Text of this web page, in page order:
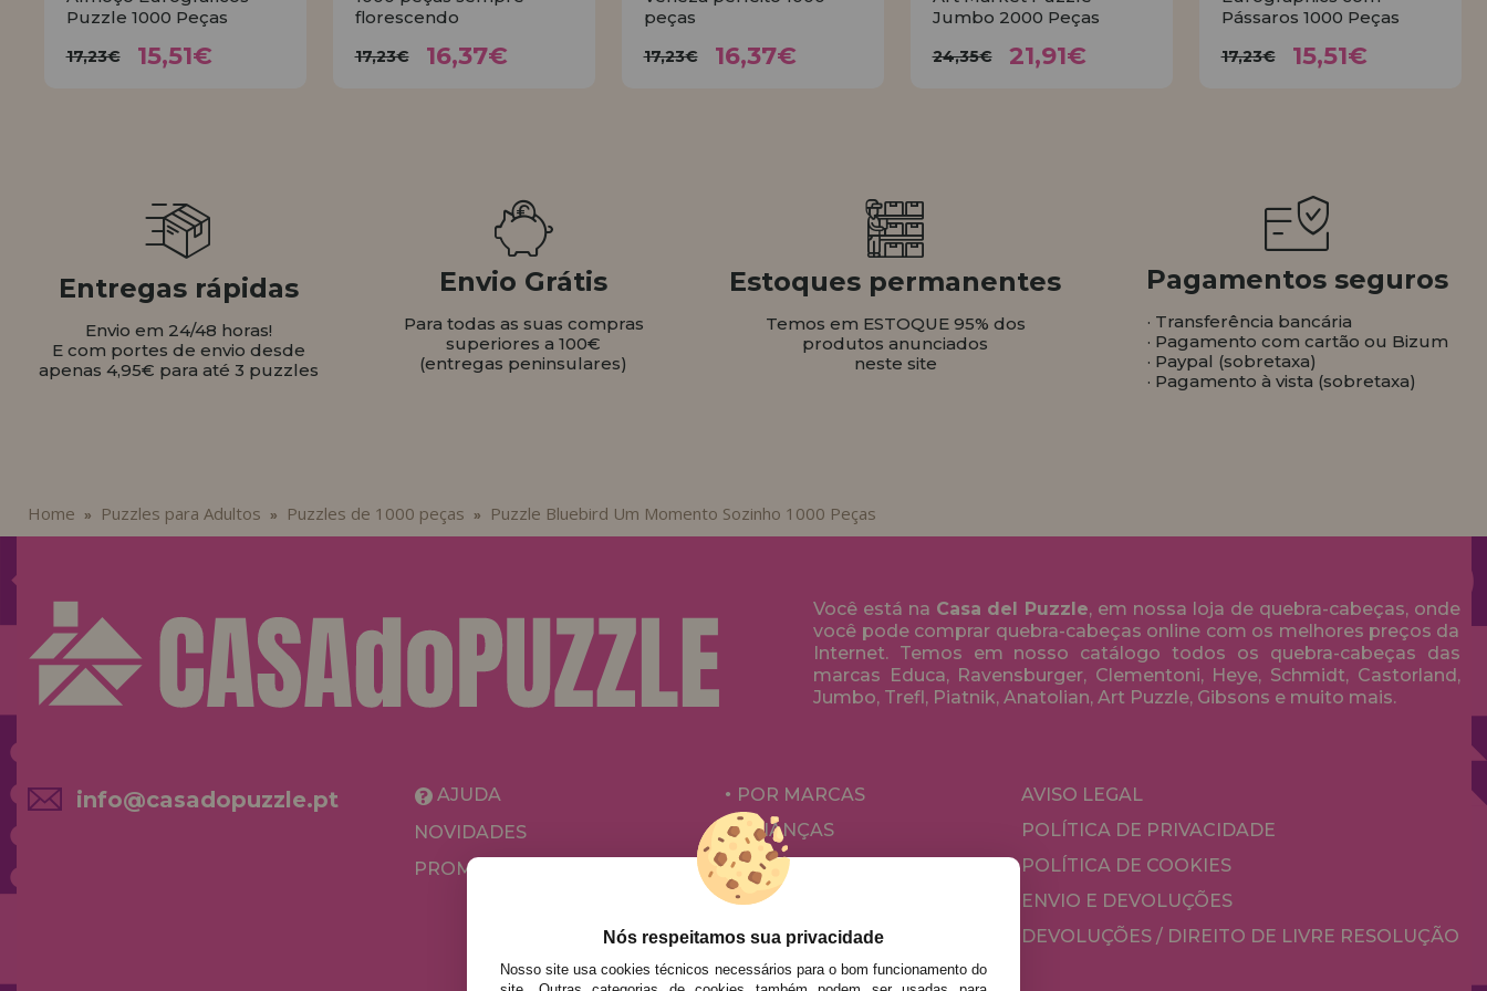
Puzzle 1000 Peças
17,23€ 15,51€
florescendo
17,23€ 16,37€
peças
17,23€ 16,37€
Jumbo 2000 Peças
24,35€ 21,91€
Pássaros 1000 Peças
17,23€ 15,51€
Entregas rápidas
Envio em 24/48 horas!
E com portes de envio desde
apenas 4,95€ para até 3 puzzles
Envio Grátis
Para todas as suas compras
superiores a 100€
(entregas peninsulares)
Estoques permanentes
Temos em ESTOQUE 95% dos
produtos anunciados
neste site
Pagamentos seguros
· Transferência bancária
· Pagamento com cartão ou Bizum
· Paypal (sobretaxa)
· Pagamento à vista (sobretaxa)
Home » Puzzles para Adultos » Puzzles de 1000 peças » Puzzle Bluebird Um Momento Sozinho 1000 Peças
Você está na Casa del Puzzle, em nossa loja de quebra-cabeças, onde
você pode comprar quebra-cabeças online com os melhores preços da
Internet. Temos em nosso catálogo todos os quebra-cabeças das
marcas Educa, Ravensburger, Clementoni, Heye, Schmidt, Castorland,
Jumbo, Trefl, Piatnik, Anatolian, Art Puzzle, Gibsons e muito mais.
info@casadopuzzle.pt
AJUDA
NOVIDADES
PROMOÇÕES E OFERTAS
POR MARCAS
CRIANÇAS
PARA ADULTOS
POR AUTORES
ACESSÓRIOS
JOGOS DE TABULEIRO
AVISO LEGAL
POLÍTICA DE PRIVACIDADE
POLÍTICA DE COOKIES
ENVIO E DEVOLUÇÕES
DEVOLUÇÕES / DIREITO DE LIVRE RESOLUÇÃO
Nós respeitamos sua privacidade
Nosso site usa cookies técnicos necessários para o bom funcionamento do